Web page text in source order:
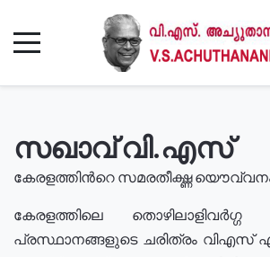
സഖാവ് വി.എസ്
കേരളത്തിൻറെ സമരതീക്ഷ്ണ
കേരളത്തിലെ
പ്രസ്ഥാനങ്ങളുടെ ചരിത്രം വിഎസ്